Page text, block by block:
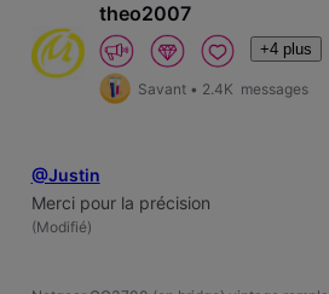
theo2007
+4 plus
Savant • 2.4K messages
@Justin
Merci pour la précision
(Modifié)